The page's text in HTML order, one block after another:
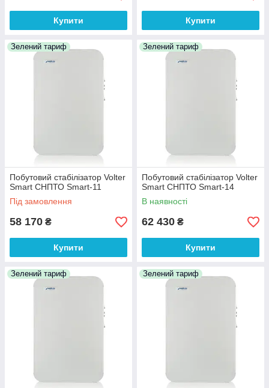
Купити Купити
Зелений тариф
Побутовий стабілізатор Volter
Smart СНПТО Smart-11
Під замовлення
58 170 ₴
Купити
Зелений тариф
Побутовий стабілізатор Volter
Smart СНПТО Smart-14
В наявності
62 430 ₴
Купити
Зелений тариф Зелений тариф